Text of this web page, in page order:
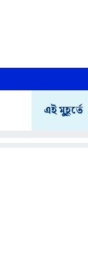
এই মুহূর্তে